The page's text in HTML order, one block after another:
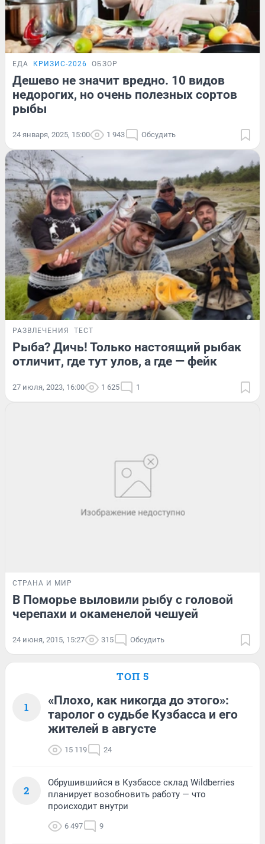
ЕДА КРИЗИС-2026 ОБЗОР
Дешево не значит вредно. 10 видов
недорогих, но очень полезных сортов
рыбы
24 января, 2025, 15:00 1 943 Обсудить
РАЗВЛЕЧЕНИЯ ТЕСТ
Рыба? Дичь! Только настоящий рыбак
отличит, где тут улов, а где — фейк
27 июля, 2023, 16:00 1 625 1
СТРАНА И МИР
В Поморье выловили рыбу с головой
черепахи и окаменелой чешуей
24 июня, 2015, 15:27 315 Обсудить
ТОП 5
1
«Плохо, как никогда до этого»:
таролог о судьбе Кузбасса и его
жителей в августе
15 119 24
2
Обрушившийся в Кузбассе склад Wildberries
планирует возобновить работу — что
происходит внутри
6 497 9